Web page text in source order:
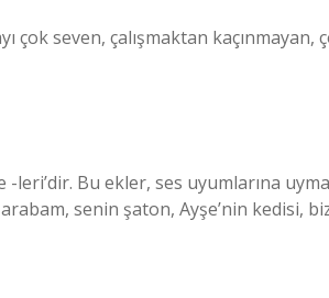
çok seven, çalışmaktan kaçınmayan,
Bu ekler, ses uyumlarına
senin şaton, Ayşe’nin kedisi,